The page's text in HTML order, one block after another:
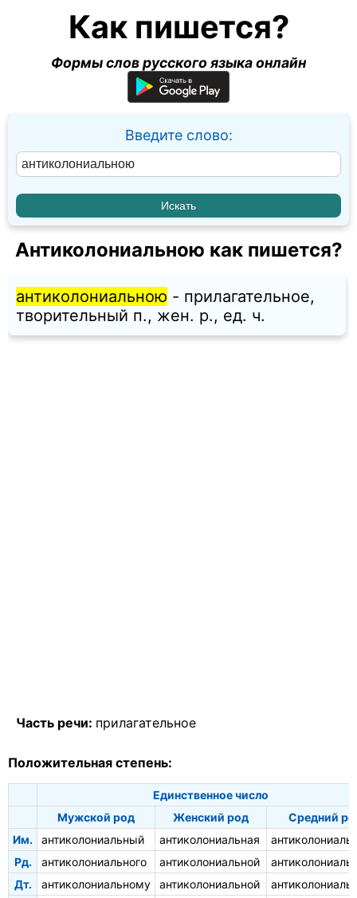
Как пишется?
Формы слов русского языка онлайн
Введите слово:
Антиколониальною как пишется?
антиколониальною - прилагательное,
творительный п., жен. p., ед. ч.
Часть речи: прилагательное
Положительная степень:
Единственное число
Мужской род
Женский род
Средний
Им.
антиколониальный антиколониальная
Рд.
антиколониального антиколониальной
Дт.
антиколониальному антиколониальной